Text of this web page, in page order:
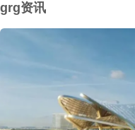
grg资讯